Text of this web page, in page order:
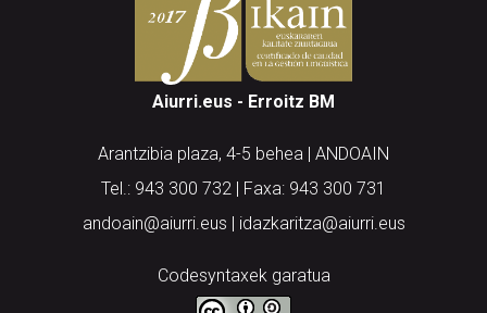
Aiurri.eus - Erroitz BM
Arantzibia plaza, 4-5 behea | ANDOAIN
Tel.: 943 300 732 | Faxa: 943 300 731
andoain@aiurri.eus | idazkaritza@aiurri.eus
Codesyntaxek garatua